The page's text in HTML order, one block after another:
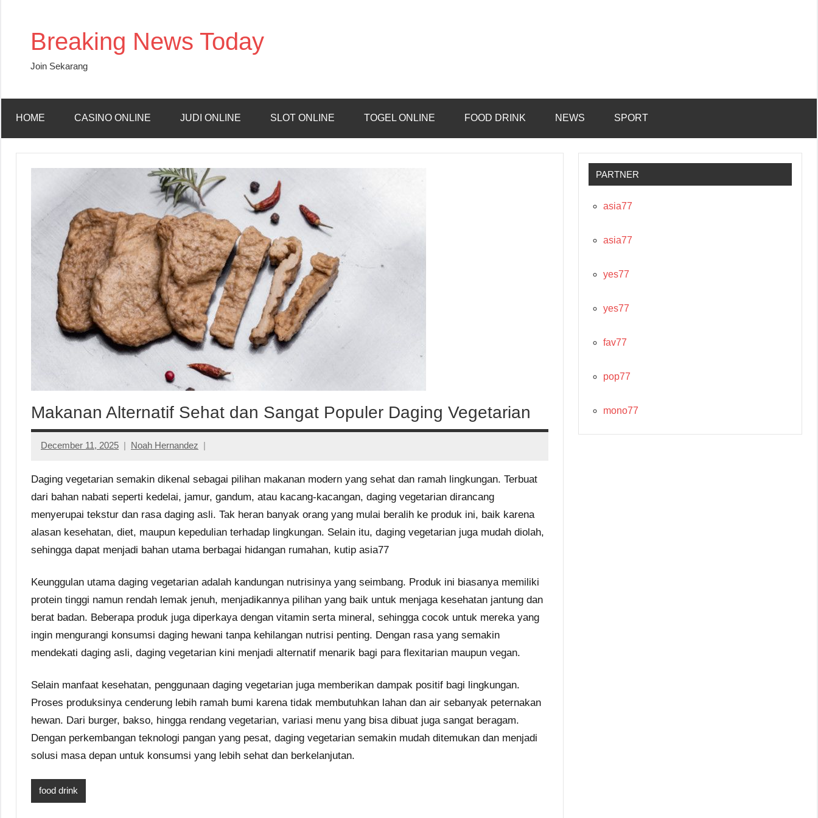
Breaking News Today
Join Sekarang
HOME CASINO ONLINE JUDI ONLINE SLOT ONLINE TOGEL ONLINE FOOD DRINK NEWS SPORT
Makanan Alternatif Sehat dan Sangat Populer Daging Vegetarian
December 11, 2025 Noah Hernandez
Daging vegetarian semakin dikenal sebagai pilihan makanan modern yang sehat dan ramah lingkungan. Terbuat
dari bahan nabati seperti kedelai, jamur, gandum, atau kacang-kacangan, daging vegetarian dirancang
menyerupai tekstur dan rasa daging asli. Tak heran banyak orang yang mulai beralih ke produk ini, baik karena
alasan kesehatan, diet, maupun kepedulian terhadap lingkungan. Selain itu, daging vegetarian juga mudah diolah,
sehingga dapat menjadi bahan utama berbagai hidangan rumahan, kutip asia77
Keunggulan utama daging vegetarian adalah kandungan nutrisinya yang seimbang. Produk ini biasanya memiliki
protein tinggi namun rendah lemak jenuh, menjadikannya pilihan yang baik untuk menjaga kesehatan jantung dan
berat badan. Beberapa produk juga diperkaya dengan vitamin serta mineral, sehingga cocok untuk mereka yang
ingin mengurangi konsumsi daging hewani tanpa kehilangan nutrisi penting. Dengan rasa yang semakin
mendekati daging asli, daging vegetarian kini menjadi alternatif menarik bagi para flexitarian maupun vegan.
Selain manfaat kesehatan, penggunaan daging vegetarian juga memberikan dampak positif bagi lingkungan.
Proses produksinya cenderung lebih ramah bumi karena tidak membutuhkan lahan dan air sebanyak peternakan
hewan. Dari burger, bakso, hingga rendang vegetarian, variasi menu yang bisa dibuat juga sangat beragam.
Dengan perkembangan teknologi pangan yang pesat, daging vegetarian semakin mudah ditemukan dan menjadi
solusi masa depan untuk konsumsi yang lebih sehat dan berkelanjutan.
food drink
PARTNER
asia77
asia77
yes77
yes77
fav77
pop77
mono77